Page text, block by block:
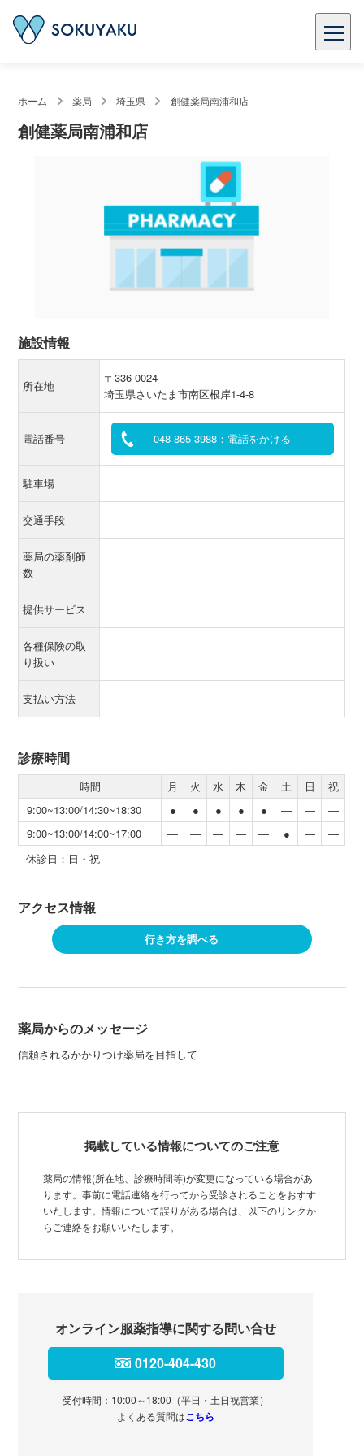
ホーム 薬局 埼玉県 創健薬局南浦和店
創健薬局南浦和店
施設情報
所在地
〒336-0024
埼玉県さいたま市南区根岸1-4-8
電話番号 048-865-3988：電話をかける
駐車場
交通手段
薬局の薬剤師
数
提供サービス
各種保険の取
り扱い
支払い方法
診療時間
時間 月 火 水 木 金 土 日
祝
9:00~13:00/14:30~18:30
● ● ● ● ● ― ―
―
9:00~13:00/14:00~17:00
― ― ― ― ― ● ―
―
休診日：日・祝
アクセス情報
行き方を調べる
薬局からのメッセージ
信頼されるかかりつけ薬局を目指して
掲載している情報についてのご注意
薬局の情報(所在地、診療時間等)が変更になっている場合があ
ります。事前に電話連絡を行ってから受診されることをおすす
いたします。情報について誤りがある場合は、以下のリンクか
らご連絡をお願いいたします。
オンライン服薬指導に関する問い合せ
0120-404-430
受付時間：10:00～18:00（平日・土日祝営業）
よくある質問はこちら